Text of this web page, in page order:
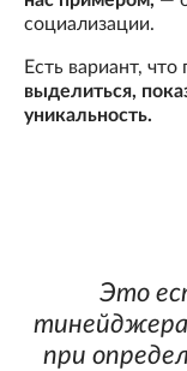
социализации.
Есть вариант,
выделиться,
уникальность.
Это
тинейджера
при